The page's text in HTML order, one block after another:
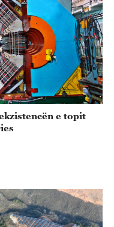
e topit